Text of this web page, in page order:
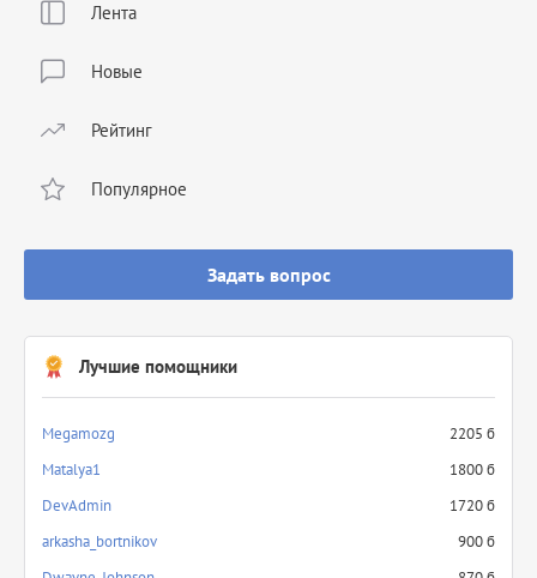
Лента
Новые
Рейтинг
Популярное
Задать вопрос
Лучшие помощники
Megamozg
2205 б
Matalya1
1800 б
DevAdmin
1720 б
arkasha_bortnikov
900 б